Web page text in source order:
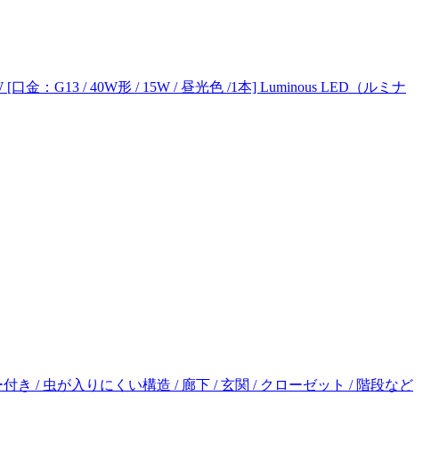
金：G13 / 40W形 / 15W / 昼光色 /1本] Luminous LED（ルミナ
き / 虫が入りにくい構造 / 廊下 / 玄関 / クローゼット / 階段など